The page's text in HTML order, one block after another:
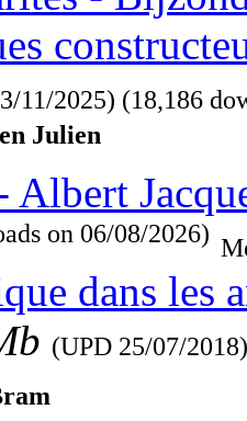
11/2025) (18,186
Julien
Albert
on 06/08/2026)
dans les
(UPD 25/07/2018